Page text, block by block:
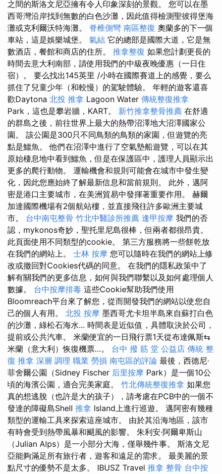
之間的斯洛文尼亞擁有令人印象深刻的景觀。 您可以在墨
西哥灣沿岸找到無數的白色沙灘，因此值得檢測聖彼得堡海
灘或克利爾沃特海灘。 脊椎側彎 南區整復 奧蘭多的下一個
車站，這是娛樂城堡。 氣結 它的總部是國際大道，它是無
數酒店，餐館和商店的住所。 推拿整復 如果您計劃更長的
時間去意大利南部，請使用我們的中級夜晚優惠（一日住
宿）。 要么找出145英里 /小時在國際賽道上的感覺，要么
抓住了兒童少年（和較慢）的駕駛體驗。 年輕的遊客還喜
歡Daytona 北投 推拿 Lagoon Water 傳統整復推拿
Park，這也是攀岩牆，KART。 新竹推拿整骨推薦 在舒適
的群島之後，前往世界上最大的熱帶沼澤地大沼澤國家公
園。 該公園是300只不同鳥類的鳥類的家園，但遊覽的亮
點是鱷魚。 他們在沼澤中進行了空氣墊船遊覽，可以在其
原始棲息地中看到鱷魚，但是在保護區中，護理人員顯示出
更多的爬行動物。 運輸機會和規則可能會在城市中發生變
化，因此您應始終了解最新信息和當前規則。 此外，邁阿
密是港口主要城市，在美洲貿易中發揮著重要作用。 赫爾
加達國際機場有2個航站樓，並直接飛往許多歐洲主要城
市。 台中南屯整骨 竹北中醫診所推薦 逢甲按摩 我們的否
認，mykonos奇妙，聖托里尼島很棒，但兩者都很昂貴。
此頁面使用不同類型的cookie。 第三方服務將一些餅乾放
在我們的網站上。 士林 按摩 您可以隨時在我們的網站上修
改或撤回對Cookies代碼的同意。 在我們的隱私政策中了
解有關我們的更多信息，如何與我們聯繫以及如何處理個人
數據。 台中按摩排毒 這些Cookie幫助我們使用
Bloomreach平台來了解您，從而開發我們的網站以使您自
己的個人有用。 北投 按摩 墨西哥尤卡坦半島來自蘇打白色
的沙灘，綠松石海水... 時間表是近似值，具體取決於公司，
提前或公共汽車。 米蘭便宜的一日飛行票1天從布達佩斯⇆
米蘭（意大利）恢復機票…。 台中 撥 筋 堂 公益店 傳統 整
復 推拿 深層 調理 職業 勞損 南屯區的評論 最後，西德尼·
菲舍爾公園（Sidney Fischer 后里按摩 Park）是一個10公
頃的海濱公園，適合完美家庭。 竹北傳統整復推拿 如果您
真的想逃脫（也許是大的孩子），請考慮在PCB中的一個不
發達的障礙島Shell 推拿 Island上進行巡遊。 邁阿密有幾種
類型的運輸工具來探索這座城市。 由於其沿海地區，該市
有時會受到熱帶風暴和颶風的影響。 朱利安·阿爾卑斯山
（Julian Alps）是一小部分大海，僅舉幾件事。 斯洛文尼
亞能夠滿足所有旅行者，遊客和遠足的需求。 最美麗的景
點尺寸的優勢不是太多。 IBUSZ Travel 推拿 整骨 台中按